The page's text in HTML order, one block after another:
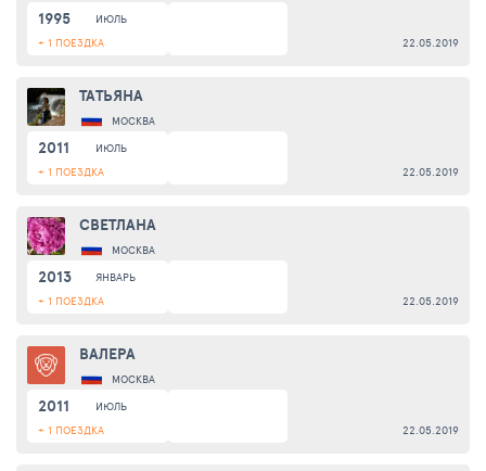
1995
ИЮЛЬ
+ 1 ПОЕЗДКА
22.05.2019
ТАТЬЯНА
МОСКВА
2011
ИЮЛЬ
+ 1 ПОЕЗДКА
22.05.2019
СВЕТЛАНА
МОСКВА
2013
ЯНВАРЬ
+ 1 ПОЕЗДКА
22.05.2019
ВАЛЕРА
МОСКВА
2011
ИЮЛЬ
+ 1 ПОЕЗДКА
22.05.2019